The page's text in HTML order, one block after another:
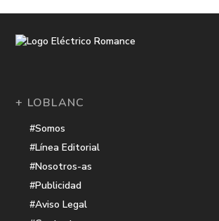
+ LOBLANC
#Somos
#Línea Editorial
#Nosotros-as
#Publicidad
#Aviso Legal